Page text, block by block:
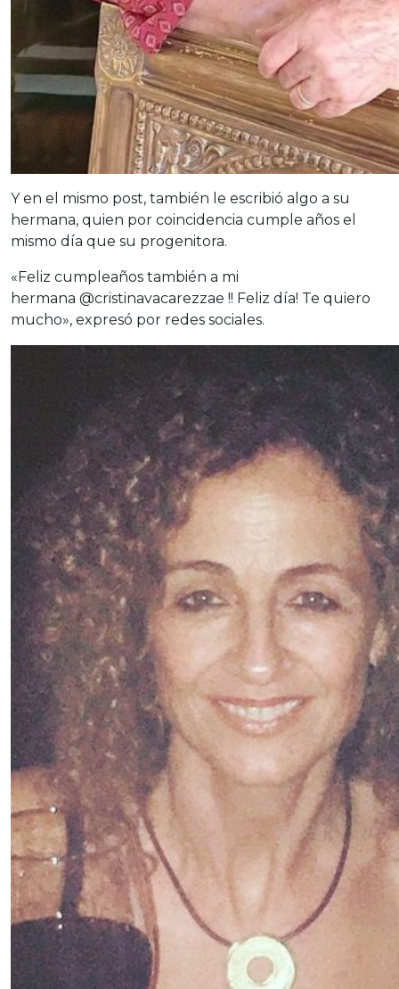
Y en el mismo post, también le escribió algo a su
hermana, quien por coincidencia cumple años el
mismo día que su progenitora.
«Feliz cumpleaños también a mi
hermana @cristinavacarezzae !! Feliz día! Te quiero
mucho», expresó por redes sociales.